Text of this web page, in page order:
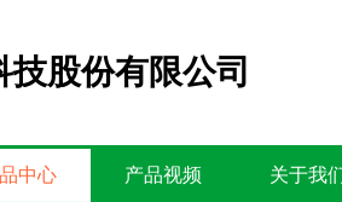
股份有限公司
中心 产品视频 关于我